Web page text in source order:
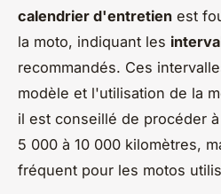
calendrier d'entretien est
la moto, indiquant les
recommandés. Ces
modèle et l'utilisation de la
il est conseillé de procéder
5 000 à 10 000 kilomètres,
fréquent pour les motos